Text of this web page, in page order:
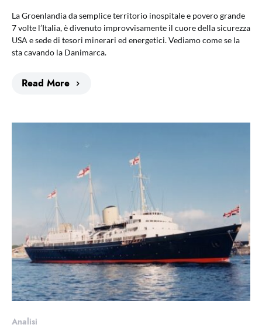
La Groenlandia da semplice territorio inospitale e povero grande
7 volte l’Italia, è divenuto improvvisamente il cuore della sicurezza
USA e sede di tesori minerari ed energetici. Vediamo come se la
sta cavando la Danimarca.
Read More
Analisi